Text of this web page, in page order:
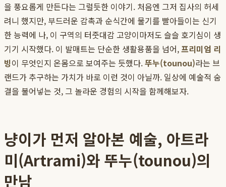
을 풍요롭게 만든다는 그럴듯한 이야기. 처음엔 그저 집사의 허세
려니 했지만, 부드러운 감촉과 순식간에 물기를 빨아들이는 신기
한 능력에 나, 이 구역의 터줏대감 고양이마저도 슬슬 호기심이 생
기기 시작했다. 이 발매트는 단순한 생활용품을 넘어,프리미엄 리
빙이 무엇인지 온몸으로 보여주는 듯했다.뚜누(tounou)라는 브
랜드가 추구하는 가치가 바로 이런 것이 아닐까. 일상에 예술적 숨
결을 불어넣는 것, 그 놀라운 경험의 시작을 함께해보자.
냥이가 먼저 알아본 예술, 아트라
미(Artrami)와 뚜누(tounou)의
만남